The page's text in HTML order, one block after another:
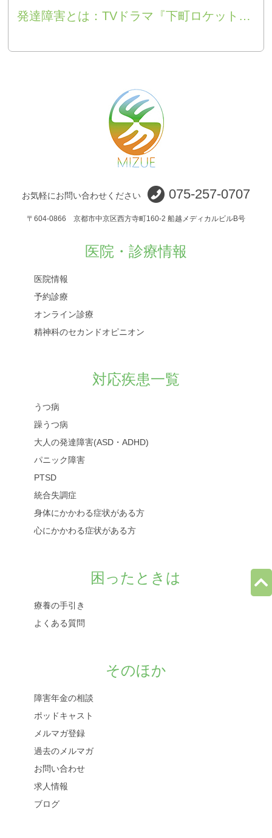
発達障害とは：TVドラマ『下町ロケット』が教えてくれること
お気軽にお問い合わせください 075-257-0707
〒604-0866 京都市中京区西方寺町160-2 船越メディカルビルB号
医院・診療情報
医院情報
予約診療
オンライン診療
精神科のセカンドオピニオン
対応疾患一覧
うつ病
躁うつ病
大人の発達障害(ASD・ADHD)
パニック障害
PTSD
統合失調症
身体にかかわる症状がある方
心にかかわる症状がある方
困ったときは
療養の手引き
よくある質問
そのほか
障害年金の相談
ポッドキャスト
メルマガ登録
過去のメルマガ
お問い合わせ
求人情報
ブログ